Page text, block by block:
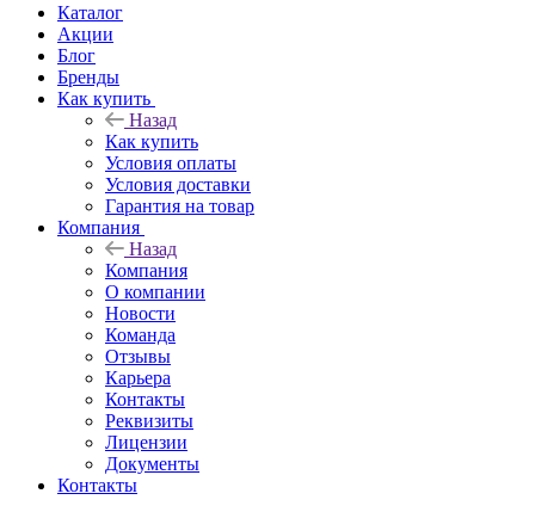
Каталог
Акции
Блог
Бренды
Как купить
Назад
Как купить
Условия оплаты
Условия доставки
Гарантия на товар
Компания
Назад
Компания
О компании
Новости
Команда
Отзывы
Карьера
Контакты
Реквизиты
Лицензии
Документы
Контакты